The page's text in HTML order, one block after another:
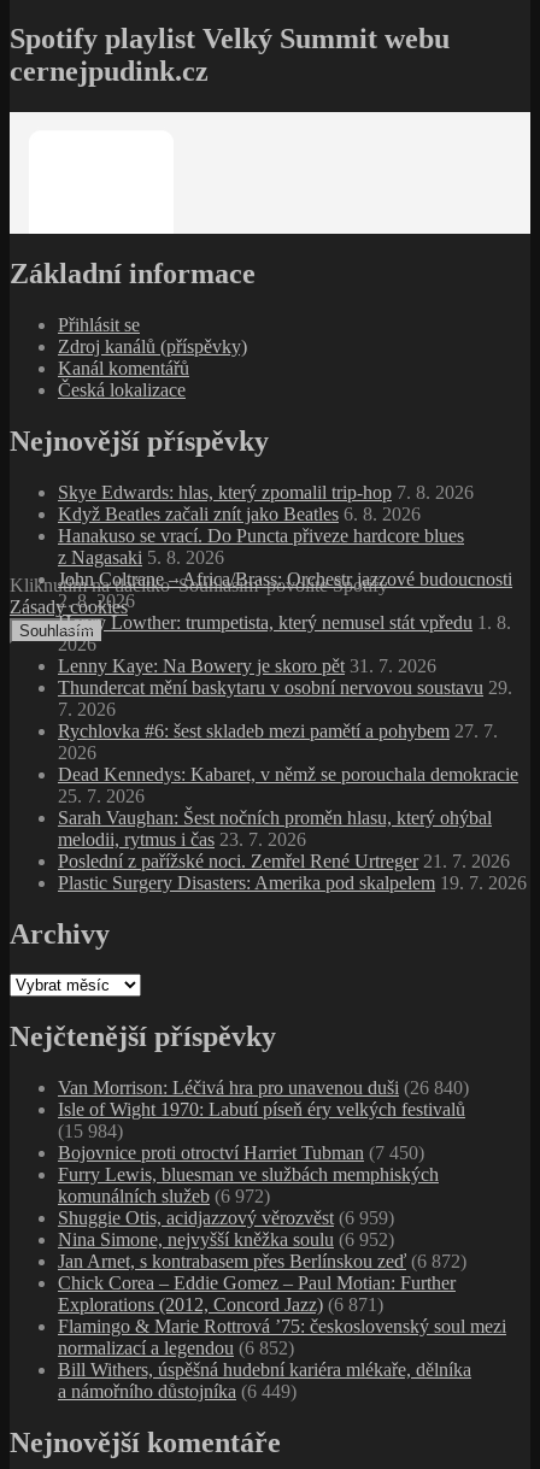
Spotify playlist Velký Summit webu
cernejpudink.cz
Kliknutím na tlačítko 'Souhlasím' povolíte Spotify
Zásady cookies
Souhlasím
Základní informace
Přihlásit se
Zdroj kanálů (příspěvky)
Kanál komentářů
Česká lokalizace
Nejnovější příspěvky
Skye Edwards: hlas, který zpomalil trip‑hop 7. 8. 2026
Když Beatles začali znít jako Beatles 6. 8. 2026
Hanakuso se vrací. Do Puncta přiveze hardcore blues
z Nagasaki 5. 8. 2026
John Coltrane – Africa/Brass: Orchestr jazzové budoucnosti
2. 8. 2026
Henry Lowther: trumpetista, který nemusel stát vpředu 1. 8.
2026
Lenny Kaye: Na Bowery je skoro pět 31. 7. 2026
Thundercat mění baskytaru v osobní nervovou soustavu 29.
7. 2026
Rychlovka #6: šest skladeb mezi pamětí a pohybem 27. 7.
2026
Dead Kennedys: Kabaret, v němž se porouchala demokracie
25. 7. 2026
Sarah Vaughan: Šest nočních proměn hlasu, který ohýbal
melodii, rytmus i čas 23. 7. 2026
Poslední z pařížské noci. Zemřel René Urtreger 21. 7. 2026
Plastic Surgery Disasters: Amerika pod skalpelem 19. 7. 2026
Archivy
Archivy
Nejčtenější příspěvky
Van Morrison: Léčivá hra pro unavenou duši (26 840)
Isle of Wight 1970: Labutí píseň éry velkých festivalů
(15 984)
Bojovnice proti otroctví Harriet Tubman (7 450)
Furry Lewis, bluesman ve službách memphiských
komunálních služeb (6 972)
Shuggie Otis, acidjazzový věrozvěst (6 959)
Nina Simone, nejvyšší kněžka soulu (6 952)
Jan Arnet, s kontrabasem přes Berlínskou zeď (6 872)
Chick Corea – Eddie Gomez – Paul Motian: Further
Explorations (2012, Concord Jazz) (6 871)
Flamingo & Marie Rottrová ’75: československý soul mezi
normalizací a legendou (6 852)
Bill Withers, úspěšná hudební kariéra mlékaře, dělníka
a námořního důstojníka (6 449)
Nejnovější komentáře